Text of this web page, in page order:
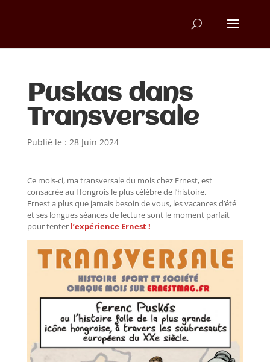
Puskas dans
Transversale
Publié le : 28 Juin 2024
Ce mois-ci, ma transversale du mois chez Ernest, est
consacrée au Hongrois le plus célèbre de l’histoire.
Ernest a plus que jamais besoin de vous, les vacances d’été
et ses longues séances de lecture sont le moment parfait
pour tenter l’expérience Ernest !